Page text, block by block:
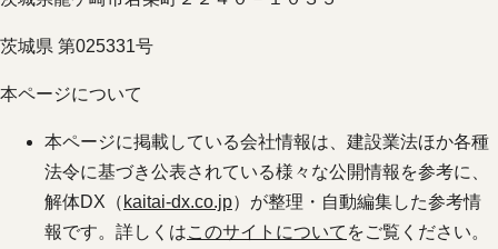
茨城県 第025331号
本ページについて
本ページに掲載している会社情報は、建設業法ほか各種
法令に基づき公表されている様々な公開情報を参考に、
解体DX（ kaitai-dx.co.jp）が整理・自動編集した参考情
報です。詳しくはこのサイトについて をご覧ください。